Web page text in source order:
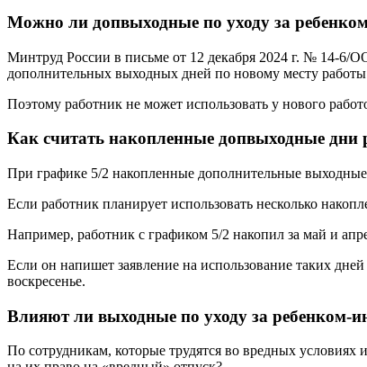
Можно ли допвыходные по уходу за
Минтруд России в письме от 12 декабря 2024 г. № 14-6/
дополнительных выходных дней по новому месту работы
Поэтому работник не может использовать у нового
Как считать накопленные допвыходные дни
При графике 5/2 накопленные дополнительные
Если работник планирует использовать несколько
Например, работник с графиком 5/2 накопил за май и
Если он напишет заявление на использование таких
воскресенье.
Влияют ли выходные по уходу за ребенком-
По сотрудникам, которые трудятся во вредных